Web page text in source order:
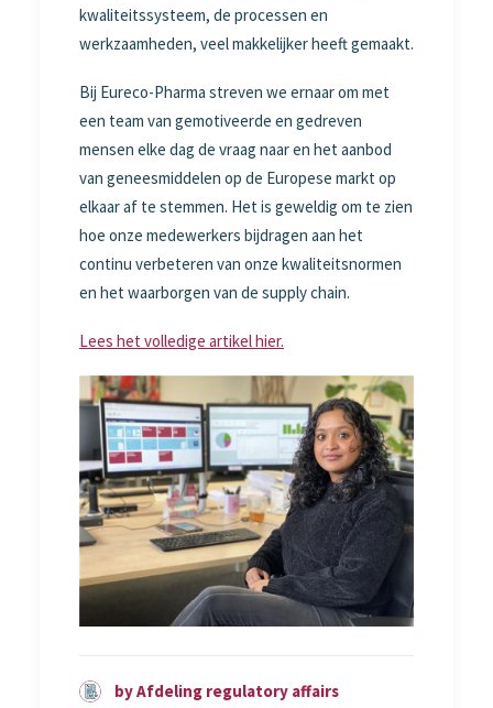
kwaliteitssysteem, de processen en
werkzaamheden, veel makkelijker heeft gemaakt.
Bij Eureco-Pharma streven we ernaar om met
een team van gemotiveerde en gedreven
mensen elke dag de vraag naar en het aanbod
van geneesmiddelen op de Europese markt op
elkaar af te stemmen. Het is geweldig om te zien
hoe onze medewerkers bijdragen aan het
continu verbeteren van onze kwaliteitsnormen
en het waarborgen van de supply chain.
Lees het volledige artikel hier.
by Afdeling regulatory affairs